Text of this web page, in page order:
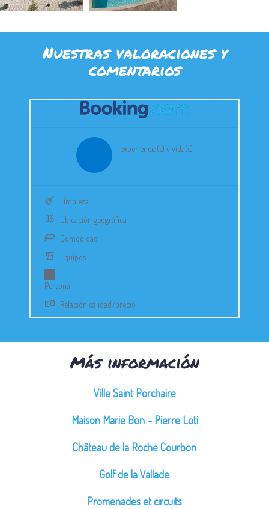
Nuestras valoraciones y
comentarios
experiencia(s) vivida(s)
Limpieza
Ubicación geográfica
Comodidad
Equipos
Personal
Relación calidad/precio
Más información
Ville Saint Porchaire
Maison Marie Bon – Pierre Loti
Château de la Roche Courbon
Golf de la Vallade
Promenades et circuits